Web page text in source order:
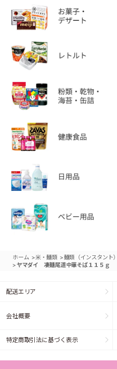
ホーム >米・麺類 >麺類（インスタント）
>ヤマダイ 凄麺尾道中華そば１１５ｇ
配送エリア
会社概要
特定商取引法に基づく表示